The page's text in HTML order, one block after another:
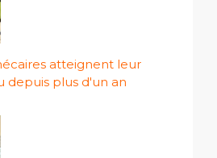
atteignent leur
depuis plus d'un an